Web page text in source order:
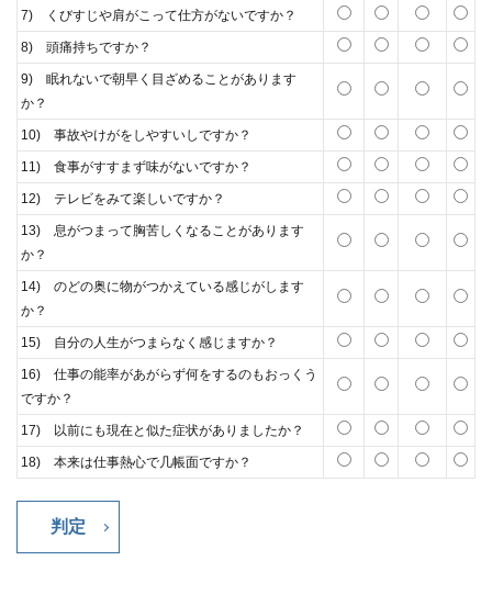
7) くびすじや肩がこって仕方がないですか？
8) 頭痛持ちですか？
9) 眠れないで朝早く目ざめることがあります
か？
10) 事故やけがをしやすいしですか？
11) 食事がすすまず味がないですか？
12) テレビをみて楽しいですか？
13) 息がつまって胸苦しくなることがあります
か？
14) のどの奥に物がつかえている感じがします
か？
15) 自分の人生がつまらなく感じますか？
16) 仕事の能率があがらず何をするのもおっくう
ですか？
17) 以前にも現在と似た症状がありましたか？
18) 本来は仕事熱心で几帳面ですか？
判定